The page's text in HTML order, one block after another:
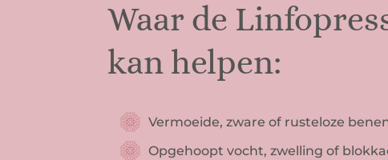
Waar de
kan helpen:
Vermoeide, zware of rusteloze
Opgehoopt vocht, zwelling of